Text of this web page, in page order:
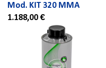
Mod. KIT 320 MMA
1.188,00 €